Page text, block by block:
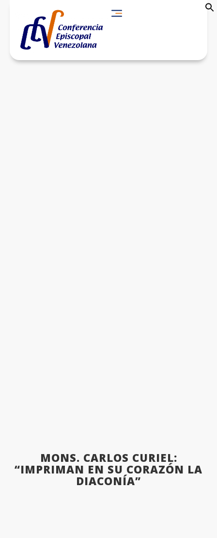
MONS. CARLOS CURIEL:
“IMPRIMAN EN SU CORAZÓN LA
DIACONÍA”